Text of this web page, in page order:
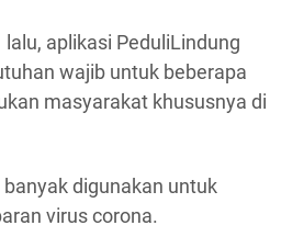
aplikasi PeduliLindung
wajib untuk beberapa
masyarakat khususnya di
digunakan untuk
virus corona.